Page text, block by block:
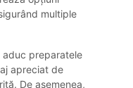
multiple
aduc preparatele
apreciat de
De asemenea,